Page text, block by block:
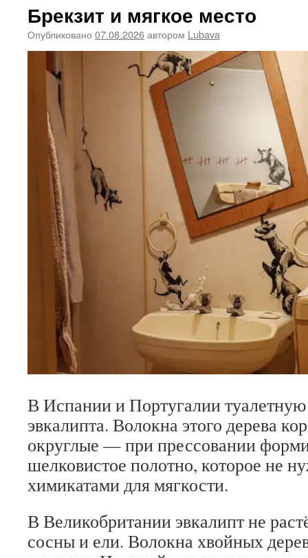
Брекзит и мягкое место
Опубликовано 07.08.2026автором Lubava
В Испании и Португалии
эвкалипта. Волокна этого дерева
округлые — при прессовании
шелковистое полотно, которое не
химикатами для мягкости.
В Великобритании эвкалипт не
сосны и ели. Волокна хвойных